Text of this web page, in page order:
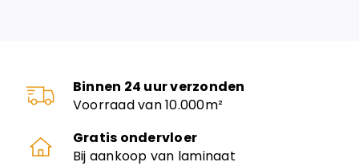
Binnen 24 uur verzonden
Voorraad van 10.000m²
Gratis ondervloer
Bij aankoop van laminaat